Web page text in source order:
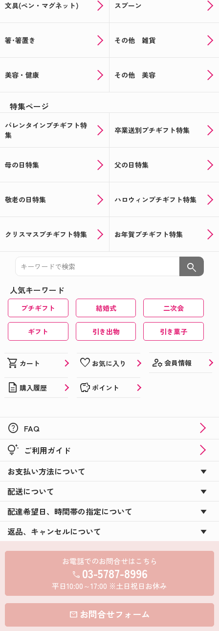
文具(ペン・マグネット) スプーン
箸･箸置き その他 雑貨
美容・健康 その他 美容
特集ページ
バレンタインプチギフト特
集
卒業送別プチギフト特集
母の日特集 父の日特集
敬老の日特集 ハロウィンプチギフト特集
クリスマスプチギフト特集 お年賀プチギフト特集
search
人気キーワード
プチギフト 結婚式 二次会
ギフト 引き出物 引き菓子
shopping_cart カート favorite お気に入り manage_accounts 会員情報
description 購入履歴 savings ポイント
help FAQ
tips_and_updates ご利用ガイド
お支払い方法について
配送について
配達希望日、時間帯の指定について
返品、キャンセルについて
お電話でのお問合せはこちら
call 03-5787-8996
平日10:00～17:00 ※土日祝日お休み
mail お問合せフォーム